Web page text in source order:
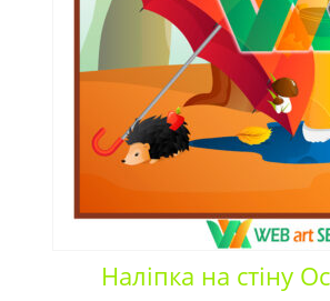
Наліпка на стіну